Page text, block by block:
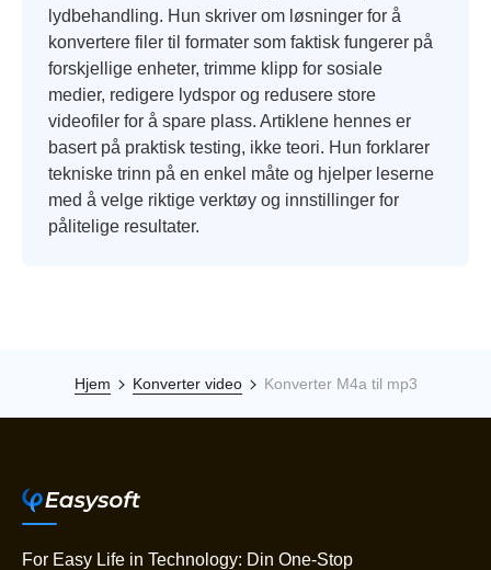
lydbehandling. Hun skriver om løsninger for å
konvertere filer til formater som faktisk fungerer på
forskjellige enheter, trimme klipp for sosiale
medier, redigere lydspor og redusere store
videofiler for å spare plass. Artiklene hennes er
basert på praktisk testing, ikke teori. Hun forklarer
tekniske trinn på en enkel måte og hjelper leserne
med å velge riktige verktøy og innstillinger for
pålitelige resultater.
Hjem Konverter video Konverter M4a til mp3
For Easy Life in Technology: Din One-Stop